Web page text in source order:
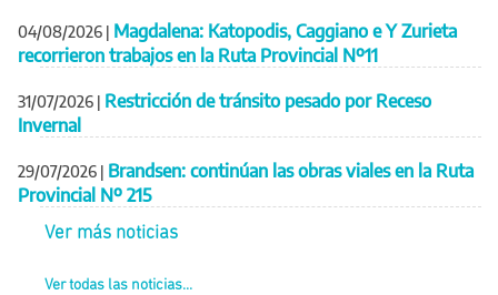
04/08/2026
Magdalena: Katopodis, Caggiano e Y Zurieta
recorrieron trabajos en la Ruta Provincial Nº11
31/07/2026
Restricción de tránsito pesado por Receso
Invernal
29/07/2026
Brandsen: continúan las obras viales en la Ruta
Provincial Nº 215
Ver más noticias
Ver todas las noticias...